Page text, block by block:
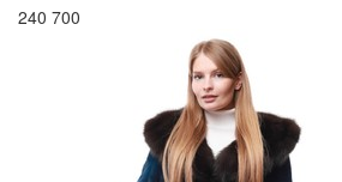
240 700